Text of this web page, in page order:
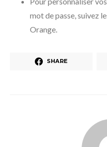
mot de passe, suivez
Orange.
SHARE